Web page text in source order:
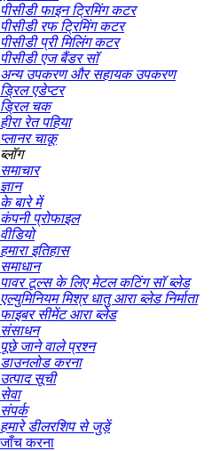
पीसीडी फाइन ट्रिमिंग कटर
पीसीडी रफ ट्रिमिंग कटर
पीसीडी प्री मिलिंग कटर
पीसीडी एज बैंडर सॉ
अन्य उपकरण और सहायक उपकरण
ड्रिल एडेप्टर
ड्रिल चक
हीरा रेत पहिया
प्लानर चाकू
ब्लॉग
समाचार
ज्ञान
के बारे में
कंपनी प्रोफाइल
वीडियो
हमारा इतिहास
समाधान
पावर टूल्स के लिए मेटल कटिंग सॉ ब्लेड
एल्युमिनियम मिश्र धातु आरा ब्लेड निर्माता
फाइबर सीमेंट आरा ब्लेड
संसाधन
पूछे जाने वाले प्रश्न
डाउनलोड करना
उत्पाद सूची
सेवा
संपर्क
हमारे डीलरशिप से जुड़ें
जाँच करना